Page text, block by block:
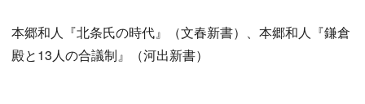
本郷和人『北条氏の時代』（文春新書）、本郷和人『鎌倉
殿と13人の合議制』（河出新書）